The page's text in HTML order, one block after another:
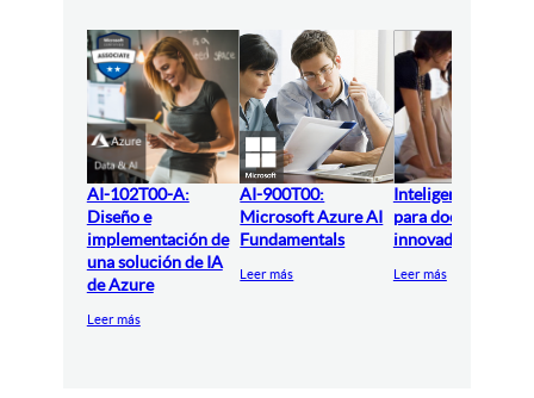
AI-102T00-A:
Diseño e
implementación de
una solución de IA
de Azure
Leer más
AI-900T00:
Microsoft Azure AI
Fundamentals
Leer más
Inteligencia
para docentes
innovadores
Leer más